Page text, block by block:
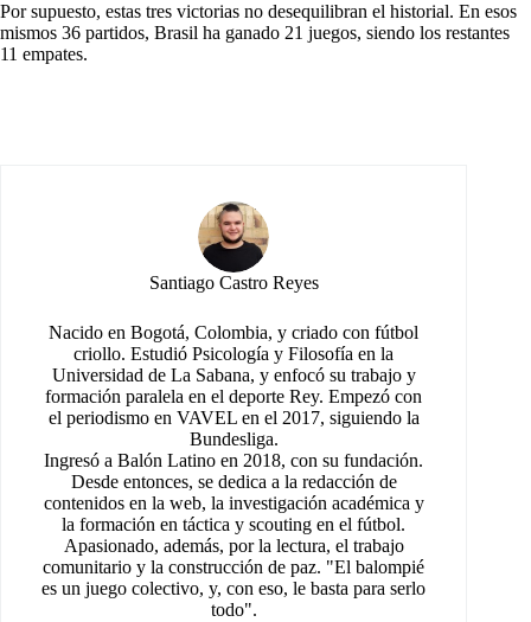
Por supuesto, estas tres victorias no desequilibran el historial. En esos
mismos 36 partidos, Brasil ha ganado 21 juegos, siendo los restantes
11 empates.
Santiago Castro Reyes
Nacido en Bogotá, Colombia, y criado con fútbol
criollo. Estudió Psicología y Filosofía en la
Universidad de La Sabana, y enfocó su trabajo y
formación paralela en el deporte Rey. Empezó con
el periodismo en VAVEL en el 2017, siguiendo la
Bundesliga.
Ingresó a Balón Latino en 2018, con su fundación.
Desde entonces, se dedica a la redacción de
contenidos en la web, la investigación académica y
la formación en táctica y scouting en el fútbol.
Apasionado, además, por la lectura, el trabajo
comunitario y la construcción de paz. "El balompié
es un juego colectivo, y, con eso, le basta para serlo
todo".